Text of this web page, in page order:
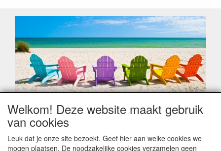
Geachte klant,
Zoals elk jaar zorgt de verlofperiode, naast een hoop
leveringsproblemen.
Welkom! Deze website maakt gebruik
van cookies
Leuk dat je onze site bezoekt. Geef hier aan welke cookies we
mogen plaatsen. De noodzakelijke cookies verzamelen geen